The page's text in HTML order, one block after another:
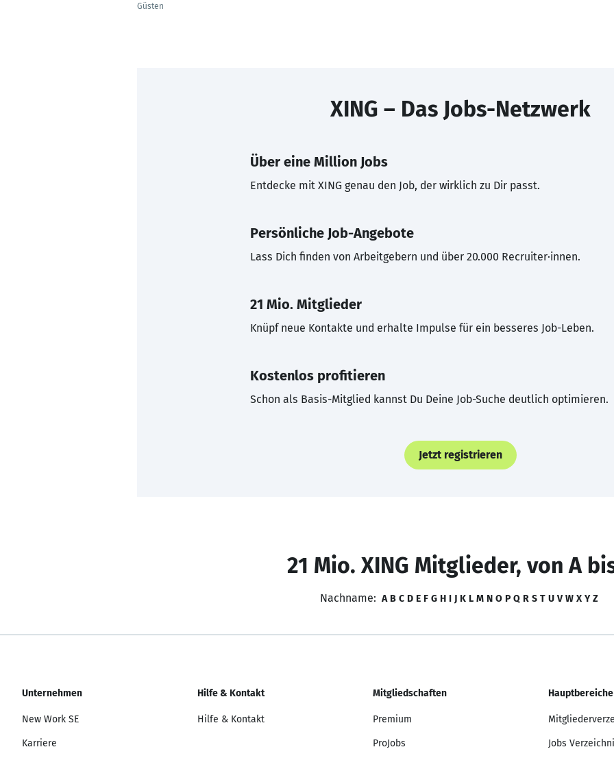
Güsten
XING – Das Jobs-Netzwerk
Über eine Million Jobs
Entdecke mit XING genau den Job, der wirklich zu Dir passt.
Persönliche Job-Angebote
Lass Dich finden von Arbeitgebern und über 20.000 Recruiter·innen.
21 Mio. Mitglieder
Knüpf neue Kontakte und erhalte Impulse für ein besseres Job-Leben.
Kostenlos profitieren
Schon als Basis-Mitglied kannst Du Deine Job-Suche deutlich optimieren.
Jetzt registrieren
21 Mio. XING Mitglieder, von A
Nachname: A B C D E F G H I J K L M N O P Q R S T U V W X Y Z
Unternehmen
New Work SE
Karriere
Hilfe & Kontakt
Hilfe & Kontakt
Mitgliedschaften
Premium
ProJobs
Hauptbereiche
Jobs